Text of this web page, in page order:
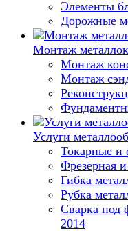
Элементы
Дорожные
Монтаж
Монтаж
Монтаж
Услуги
Токарные и
Фрезерная и
Гибка
Рубка
Сварка
2014